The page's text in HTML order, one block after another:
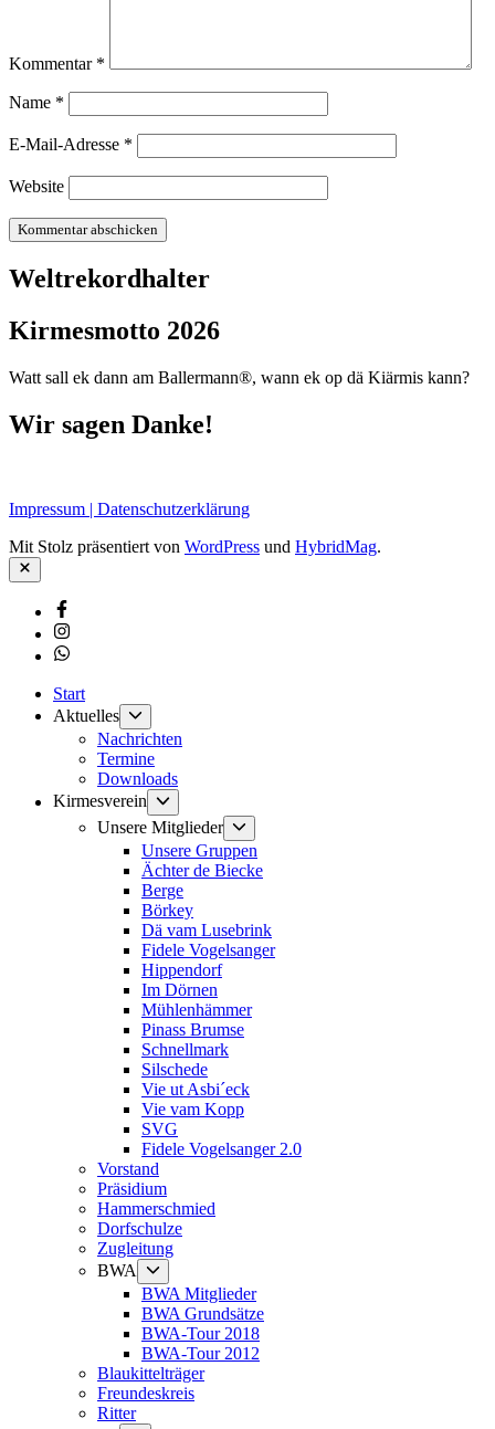
Kommentar *
Name *
E-Mail-Adresse *
Website
Weltrekordhalter
Kirmesmotto 2026
Watt sall ek dann am Ballermann®, wann ek op dä Kiärmis kann?
Wir sagen Danke!
Impressum | Datenschutzerklärung
Mit Stolz präsentiert von WordPress und HybridMag.
Schließen
Facebook
Instagram
Whatsapp
Start
Aktuelles
anzeigen
Nachrichten
Termine
Downloads
Kirmesverein
Untermenü
anzeigen
Unsere Mitglieder
anzeigen
Unsere Gruppen
Ächter de Biecke
Berge
Börkey
Dä vam Lusebrink
Fidele Vogelsanger
Hippendorf
Im Dörnen
Mühlenhämmer
Pinass Brumse
Schnellmark
Silschede
Vie ut Asbi´eck
Vie vam Kopp
SVG
Fidele Vogelsanger 2.0
Vorstand
Präsidium
Hammerschmied
Dorfschulze
Zugleitung
BWA
anzeigen
BWA Mitglieder
BWA Grundsätze
BWA-Tour 2018
BWA-Tour 2012
Blaukittelträger
Freundeskreis
Ritter